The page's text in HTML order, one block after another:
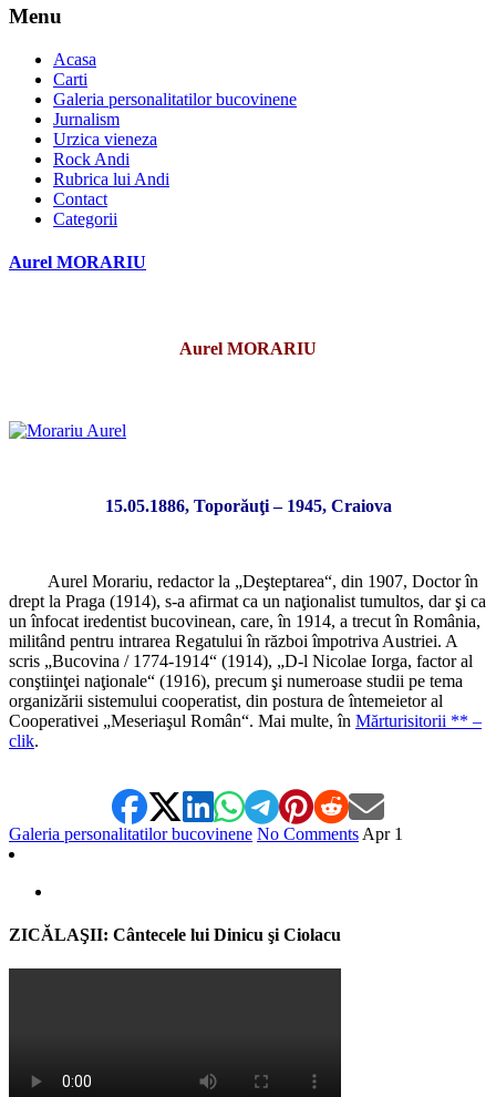
Menu
Acasa
Carti
Galeria personalitatilor bucovinene
Jurnalism
Urzica vieneza
Rock Andi
Rubrica lui Andi
Contact
Categorii
Aurel MORARIU
Aurel MORARIU
15.05.1886, Toporăuţi – 1945, Craiova
Aurel Morariu, redactor la „Deşteptarea“, din 1907, Doctor în
drept la Praga (1914), s-a afirmat ca un naţionalist tumultos, dar şi ca
un înfocat iredentist bucovinean, care, în 1914, a trecut în România,
militând pentru intrarea Regatului în război împotriva Austriei. A
scris „Bucovina / 1774-1914“ (1914), „D-l Nicolae Iorga, factor al
conştiinţei naţionale“ (1916), precum şi numeroase studii pe tema
organizării sistemului cooperatist, din postura de întemeietor al
Cooperativei „Meseriaşul Român“. Mai multe, în Mărturisitorii ** –
clik.
Galeria personalitatilor bucovinene No Comments Apr 1
ZICĂLAŞII: Cântecele lui Dinicu şi Ciolacu